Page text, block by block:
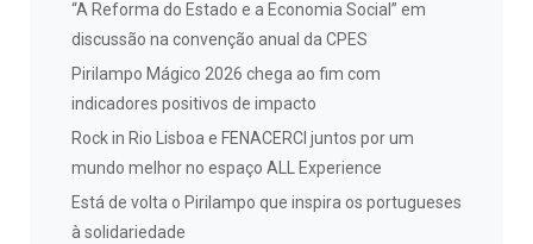
“A Reforma do Estado e a Economia Social” em
discussão na convenção anual da CPES
Pirilampo Mágico 2026 chega ao fim com
indicadores positivos de impacto
Rock in Rio Lisboa e FENACERCI juntos por um
mundo melhor no espaço ALL Experience
Está de volta o Pirilampo que inspira os portugueses
à solidariedade